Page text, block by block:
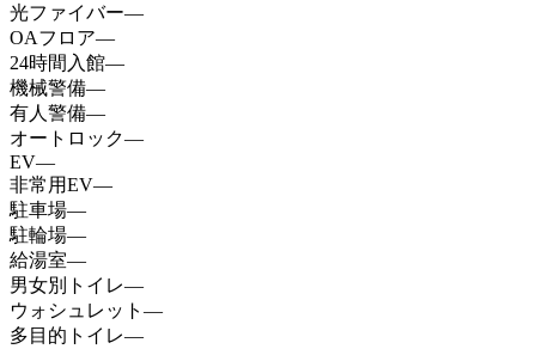
光ファイバー—
OAフロア—
24時間入館—
機械警備—
有人警備—
オートロック—
EV—
非常用EV—
駐車場—
駐輪場—
給湯室—
男女別トイレ—
ウォシュレット —
多目的トイレ—